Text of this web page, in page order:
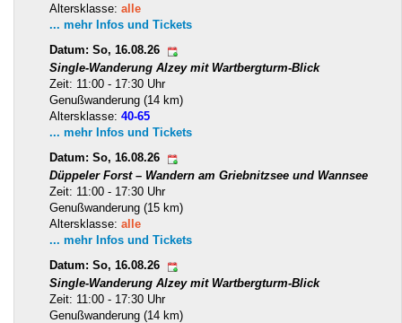
Altersklasse: alle
... mehr Infos und Tickets
Datum: So, 16.08.26
Single-Wanderung Alzey mit Wartbergturm-Blick
Zeit: 11:00 - 17:30 Uhr
Genußwanderung (14 km)
Altersklasse: 40-65
... mehr Infos und Tickets
Datum: So, 16.08.26
Düppeler Forst – Wandern am Griebnitzsee und Wannsee
Zeit: 11:00 - 17:30 Uhr
Genußwanderung (15 km)
Altersklasse: alle
... mehr Infos und Tickets
Datum: So, 16.08.26
Single-Wanderung Alzey mit Wartbergturm-Blick
Zeit: 11:00 - 17:30 Uhr
Genußwanderung (14 km)